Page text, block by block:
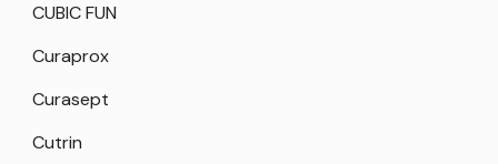
CUBIC FUN
Curaprox
Curasept
Cutrin